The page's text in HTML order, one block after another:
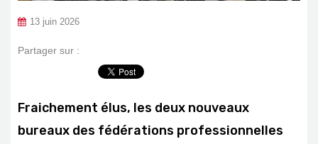
13 juin 2026
Partager sur :
Fraichement élus, les deux nouveaux
bureaux des fédérations professionnelles